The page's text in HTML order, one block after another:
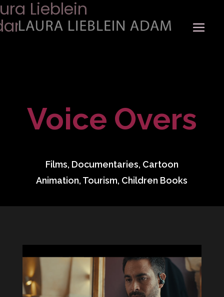
Lieblein
Voice Overs
Films, Documentaries, Cartoon
Animation, Tourism, Children Books